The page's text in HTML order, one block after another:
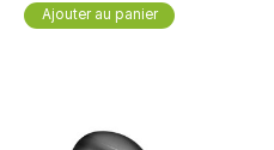
Ajouter au panier